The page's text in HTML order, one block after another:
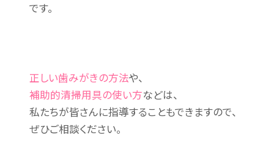
です。
正しい歯みがきの方法や、
補助的清掃用具の使い方などは、
私たちが皆さんに指導することもできますので、
ぜひご相談ください。